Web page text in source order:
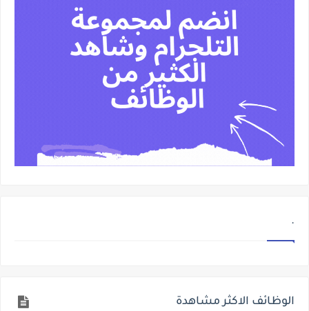
.
الوظائف الاكثر مشاهدة